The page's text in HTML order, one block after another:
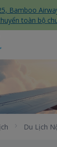
Bamboo
toàn bộ
nhà ga T3
Du Lịch